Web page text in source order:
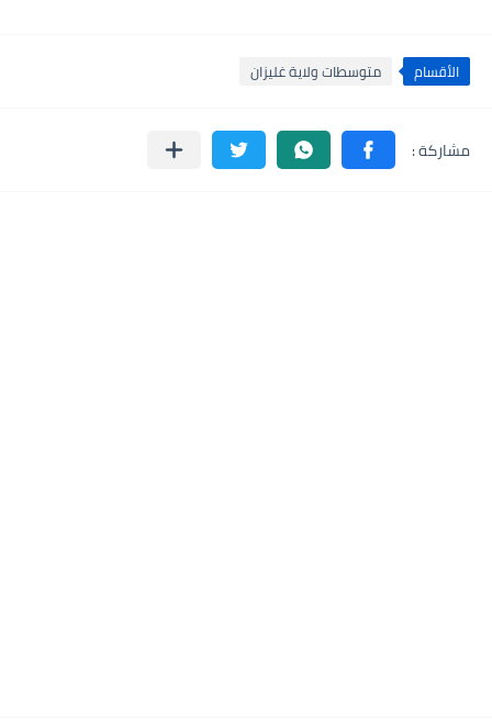
الأقسام متوسطات ولاية غليزان